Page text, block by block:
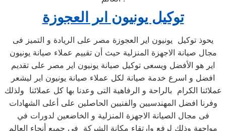
توكيل يونيون اىر العجوزة
يحوذ توكيل يونيون اير العجوزة مصر على الريادة و التميز فى
مجال صيانة الاجهزة المنزلية حيث أن تقييم عملاء صيانة يونيون
اير هو الأفضل ويسعى توكيل صيانة يونيون اير مصر على تقديم
افضل و اسرع خدمة صيانة لكل عملاء صيانة يونيون اير ليشعر
عملائنا الكرام بالراحة و الرفاهية التى وعدنا بها كل عملائنا ولذلك
وفرنا افضل المهندسيين والفنيين الحاصلين على أعلى الشهادات
فى مجال الصيانة الاجهزة المنزلية و الخاضعين لدورات في
مواجهة وذلك لرفع وارتقاء مكانة الشركة في جميع أنحاء العالم